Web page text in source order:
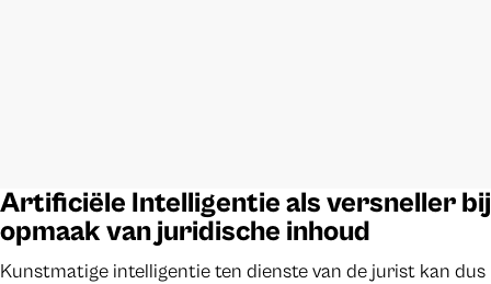
Artificiële Intelligentie als versneller bij
opmaak van juridische inhoud
Kunstmatige intelligentie ten dienste van de jurist kan dus